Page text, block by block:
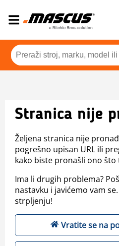
Stranica nije
Željena stranica nije
pogrešno upisan URL ili
kako biste pronašli ono što
Ima li drugih problema?
nastavku i javićemo vam
strpljenju!
Vratite se na